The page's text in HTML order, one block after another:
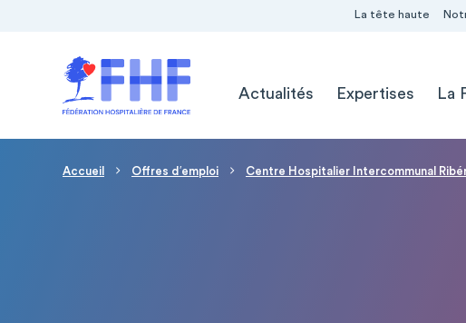
La tête haute
Actualités
Expertises La
Fil d'Ariane
Accueil Offres d′emploi Centre Hospitalier Intercommunal